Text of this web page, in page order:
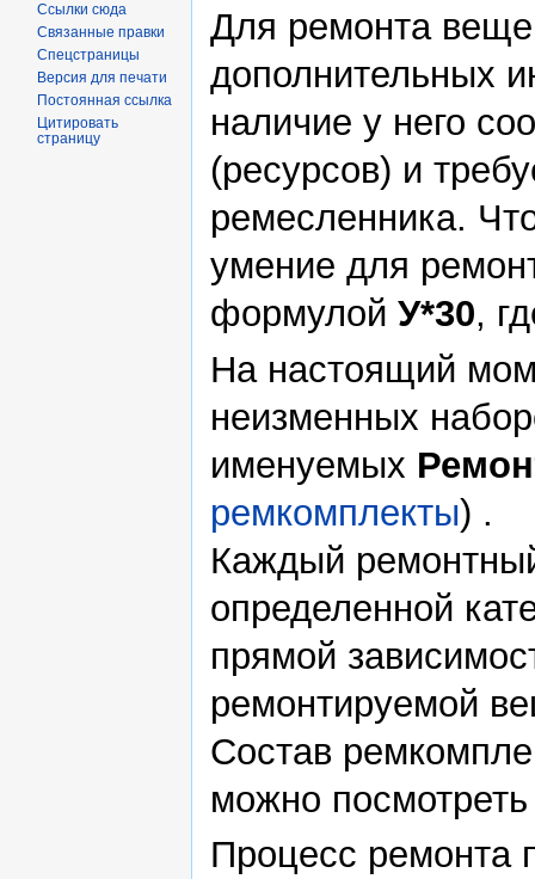
Для ремонта
дополнительных
наличие у него
(ресурсов) и
ремесленника.
умение для
формулой У*30,
На настоящий
неизменных
именуемых
ремкомплекты) .
Каждый
определенной
прямой
ремонтируемой
Состав
можно
Процесс ремонта
Ссылки сюда
Связанные правки
Спецстраницы
Версия для печати
Постоянная ссылка
Цитировать
страницу